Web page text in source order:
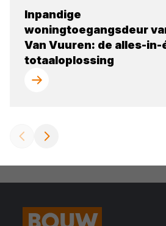
Inpandige
woningtoegangsdeur
Van Vuuren: de alles-in-
totaaloplossing